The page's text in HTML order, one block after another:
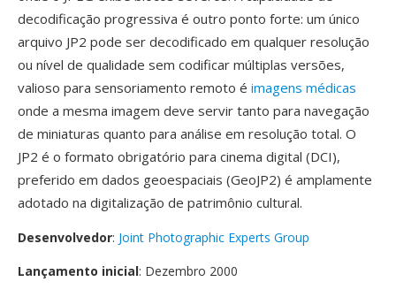
decodificação progressiva é outro ponto forte: um único
arquivo JP2 pode ser decodificado em qualquer resolução
ou nível de qualidade sem codificar múltiplas versões,
valioso para sensoriamento remoto é imagens médicas
onde a mesma imagem deve servir tanto para navegação
de miniaturas quanto para análise em resolução total. O
JP2 é o formato obrigatório para cinema digital (DCI),
preferido em dados geoespaciais (GeoJP2) é amplamente
adotado na digitalização de patrimônio cultural.
Desenvolvedor: Joint Photographic Experts Group
Lançamento inicial: Dezembro 2000